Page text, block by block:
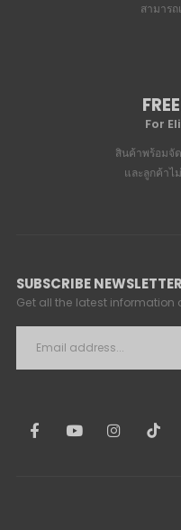
สามาร
For
สินค้าพร้อมจั
และลูกค้าไ
SUBSCRIBE NEWSLETTER
Get all the latest information